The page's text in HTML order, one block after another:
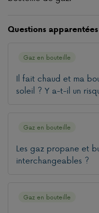
Questions apparentées
Il fait chaud et ma
soleil ? Y a-t-il un
Gaz en bouteille
Les gaz propane et
interchangeables ?
Gaz en bouteille
Gaz en bouteille